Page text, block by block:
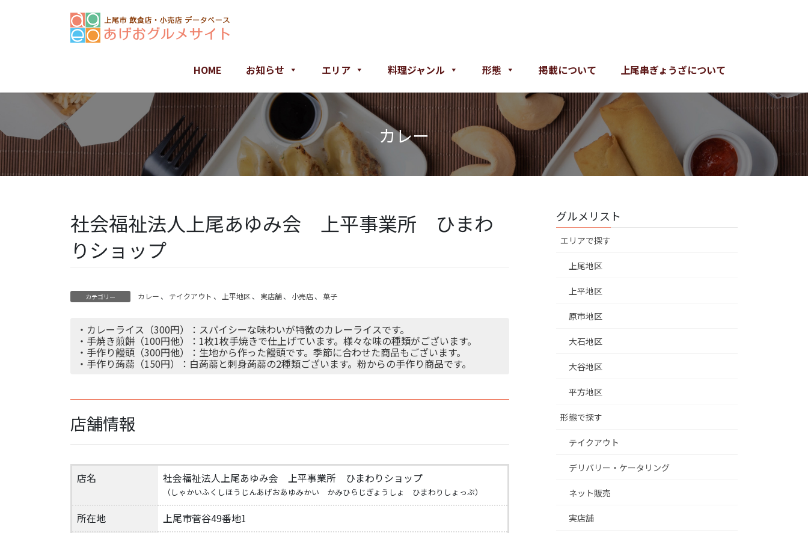
移
ン
動
HOME お知らせ エリア 料理ジャンル 形態 掲載について 上尾串ぎょうざについて
カレー
社会福祉法人上尾あゆみ会 上平事業所 ひまわ
りショップ
カテゴリー カレー 、 テイクアウト 、 上平地区 、 実店舗、 小売店、 菓子
・カレーライス（300円）：スパイシーな味わいが特徴のカレーライスです。
・手焼き煎餅（100円他）：1枚1枚手焼きで仕上げています。様々な味の種類がございます。
・手作り饅頭（300円他）：生地から作った饅頭です。季節に合わせた商品もございます。
・手作り蒟蒻（150円）：白蒟蒻と刺身蒟蒻の2種類ございます。粉からの手作り商品です。
店舗情報
店名 社会福祉法人上尾あゆみ会 上平事業所 ひまわりショップ
（しゃかいふくしほうじんあげおあゆみかい かみひらじぎょうしょ ひまわりしょっぷ）
所在地
上尾市菅谷49番地1
グルメリスト
エリアで探す
上尾地区
上平地区
原市地区
大石地区
大谷地区
平方地区
形態で探す
テイクアウト
デリバリー・ケータリング
ネット販売
実店舗